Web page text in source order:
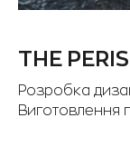
THE
Розробка
Виготовлення